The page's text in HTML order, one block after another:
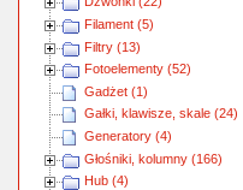
Filament (5)
Filtry (13)
Fotoelementy (52)
Gadżet (1)
Gałki, klawisze, skale (24)
Generatory (4)
Głośniki, kolumny (166)
Hub (4)